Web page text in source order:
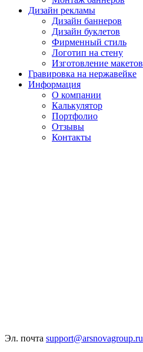
Дизайн рекламы
Дизайн баннеров
Дизайн буклетов
Фирменный стиль
Логотип на стену
Изготовление макетов
Гравировка на нержавейке
Информация
О компании
Калькулятор
Портфолио
Отзывы
Контакты
Эл. почта support@arsnovagroup.ru